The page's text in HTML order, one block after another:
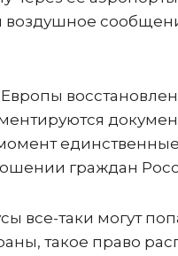
воздушное
граждан
все-таки могут
такое право